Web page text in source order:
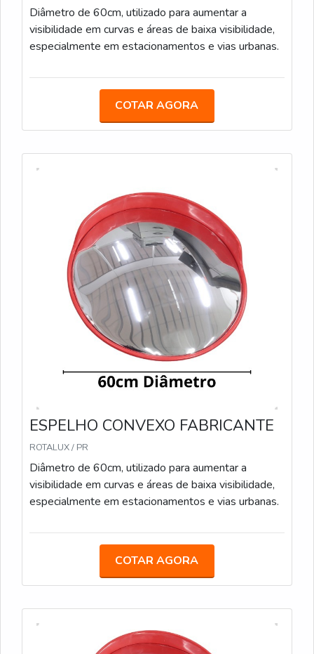
Diâmetro de 60cm, utilizado para aumentar a
visibilidade em curvas e áreas de baixa visibilidade,
especialmente em estacionamentos e vias urbanas.
COTAR AGORA
ESPELHO CONVEXO FABRICANTE
ROTALUX / PR
Diâmetro de 60cm, utilizado para aumentar a
visibilidade em curvas e áreas de baixa visibilidade,
especialmente em estacionamentos e vias urbanas.
COTAR AGORA